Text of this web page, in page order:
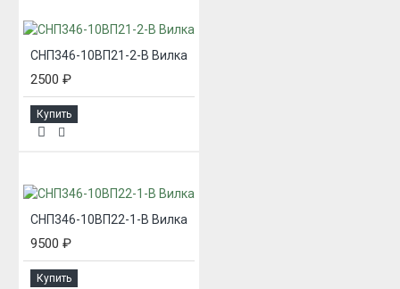
СНП346-10ВП21-2-В Вилка
2500 ₽
Купить
СНП346-10ВП22-1-В Вилка
9500 ₽
Купить